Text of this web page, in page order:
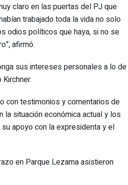
claro en las puertas del PJ que
trabajado toda la vida no solo
odios políticos que haya, si no se
afirmó.
sus intereses personales a lo de
con testimonios y comentarios de
la situación económica actual y los
apoyo con la expresidenta y el
en Parque Lezama asistieron